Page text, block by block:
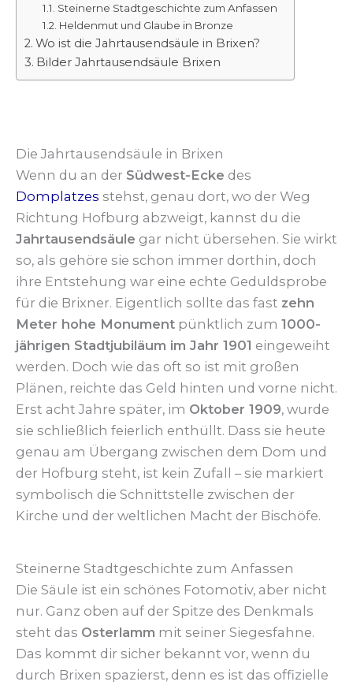
Steinerne Stadtgeschichte zum Anfassen
Heldenmut und Glaube in Bronze
Wo ist die Jahrtausendsäule in Brixen?
Bilder Jahrtausendsäule Brixen
Die Jahrtausendsäule in Brixen
Wenn du an der Südwest-Ecke des
Domplatzes stehst, genau dort, wo der Weg
Richtung Hofburg abzweigt, kannst du die
Jahrtausendsäule gar nicht übersehen. Sie wirkt
so, als gehöre sie schon immer dorthin, doch
ihre Entstehung war eine echte Geduldsprobe
für die Brixner. Eigentlich sollte das fast zehn
Meter hohe Monument pünktlich zum 1000-
jährigen Stadtjubiläum im Jahr 1901 eingeweiht
werden. Doch wie das oft so ist mit großen
Plänen, reichte das Geld hinten und vorne nicht.
Erst acht Jahre später, im Oktober 1909, wurde
sie schließlich feierlich enthüllt. Dass sie heute
genau am Übergang zwischen dem Dom und
der Hofburg steht, ist kein Zufall – sie markiert
symbolisch die Schnittstelle zwischen der
Kirche und der weltlichen Macht der Bischöfe.
Steinerne Stadtgeschichte zum Anfassen
Die Säule ist ein schönes Fotomotiv, aber nicht
nur. Ganz oben auf der Spitze des Denkmals
steht das Osterlamm mit seiner Siegesfahne.
Das kommt dir sicher bekannt vor, wenn du
durch Brixen spazierst, denn es ist das offizielle